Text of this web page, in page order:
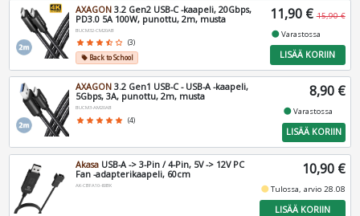
AXAGON 3.2 Gen2 USB-C -kaapeli, 20Gbps,
PD3.0 5A 100W, punottu, 2m, musta
BUCM32-CM20AB
star star star star_half star_border (3)
local_offerBack to School
11,90 € 15,90 €
fiber_manual_recordVarastossa
LISÄÄ KORIIN
AXAGON 3.2 Gen1 USB-C - USB-A -kaapeli,
5Gbps, 3A, punottu, 2m, musta
BUCM3-AM20AB
star star star star star (4)
8,90 €
fiber_manual_recordVarastossa
LISÄÄ KORIIN
Akasa USB-A -> 3-Pin / 4-Pin, 5V -> 12V PC
Fan -adapterikaapeli, 60cm
AK-CBFA10-60BK
10,90 €
fiber_manual_recordTulossa, arvio 28.08
LISÄÄ KORIIN